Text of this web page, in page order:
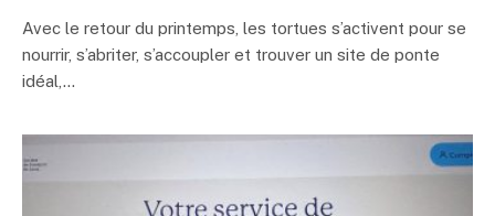
Avec le retour du printemps, les tortues s’activent pour se
nourrir, s’abriter, s’accoupler et trouver un site de ponte
idéal,…